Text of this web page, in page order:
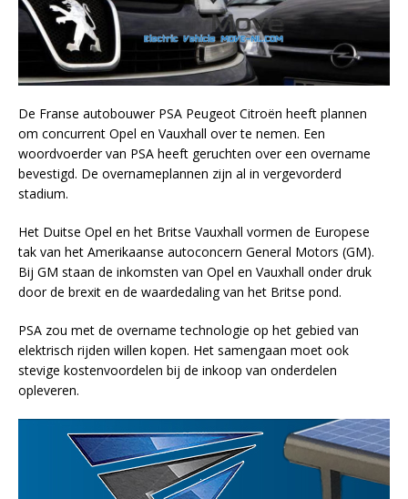
De Franse autobouwer PSA Peugeot Citroën heeft plannen
om concurrent Opel en Vauxhall over te nemen. Een
woordvoerder van PSA heeft geruchten over een overname
bevestigd. De overnameplannen zijn al in vergevorderd
stadium.
Het Duitse Opel en het Britse Vauxhall vormen de Europese
tak van het Amerikaanse autoconcern General Motors (GM).
Bij GM staan de inkomsten van Opel en Vauxhall onder druk
door de brexit en de waardedaling van het Britse pond.
PSA zou met de overname technologie op het gebied van
elektrisch rijden willen kopen. Het samengaan moet ook
stevige kostenvoordelen bij de inkoop van onderdelen
opleveren.